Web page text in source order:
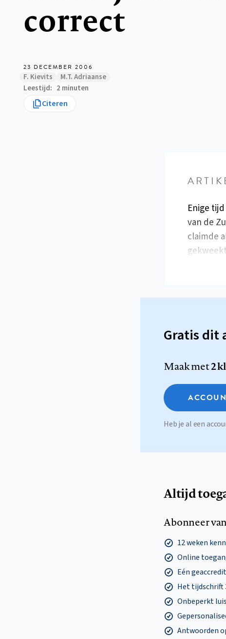
correct
23 DECEMBER 2006
F. Kievits
M.T. Adriaanse
Leestijd
2 minuten
Citeren
Enige
van de
claimde
Gratis dit
Maak met2
Heb je al een
Altijd
Abonneer
12 weken
Online
Eén
Het tijdschrift
Onbeperkt
Antwoorden